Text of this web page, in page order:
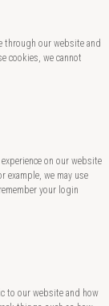
through our website and
cookies, we cannot
on our website
example, we may use
your login
to our website and how